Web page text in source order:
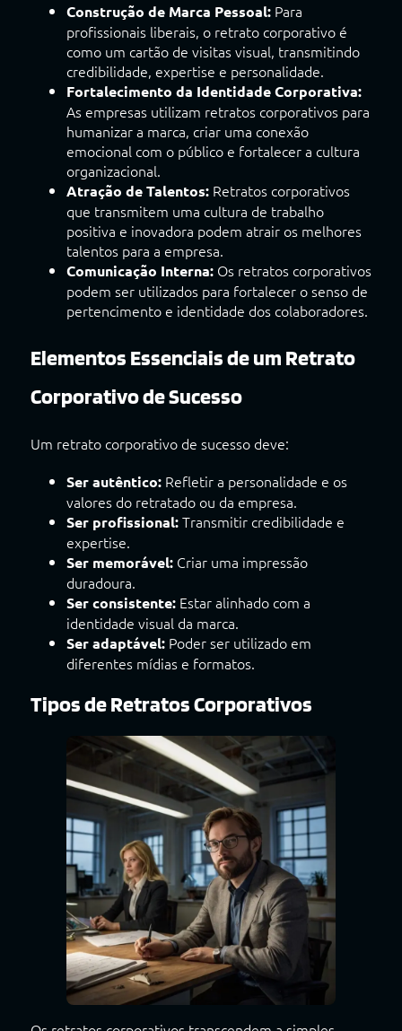
Construção de Marca Pessoal:Para
profissionais liberais, o retrato corporativo é
como um cartão de visitas visual, transmitindo
credibilidade, expertise e personalidade.
Fortalecimento da Identidade Corporativa:
As empresas utilizam retratos corporativos para
humanizar a marca, criar uma conexão
emocional com o público e fortalecer a cultura
organizacional.
Atração de Talentos:Retratos corporativos
que transmitem uma cultura de trabalho
positiva e inovadora podem atrair os melhores
talentos para a empresa.
Comunicação Interna:Os retratos corporativos
podem ser utilizados para fortalecer o senso de
pertencimento e identidade dos colaboradores.
Elementos Essenciais de um Retrato
Corporativo de Sucesso
Um retrato corporativo de sucesso deve:
Ser autêntico:Refletir a personalidade e os
valores do retratado ou da empresa.
Ser profissional:Transmitir credibilidade e
expertise.
Ser memorável:Criar uma impressão
duradoura.
Ser consistente:Estar alinhado com a
identidade visual da marca.
Ser adaptável:Poder ser utilizado em
diferentes mídias e formatos.
Tipos de Retratos Corporativos